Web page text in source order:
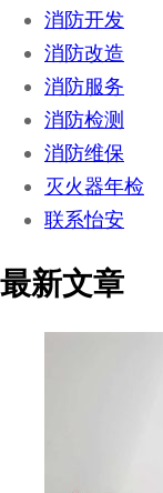
消防开发
消防改造
消防服务
消防检测
消防维保
灭火器年检
联系怡安
最新文章